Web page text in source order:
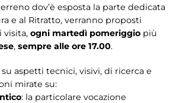
dov’è esposta la parte dedicata
e al Ritratto, verranno proposti
visita, ogni martedì pomeriggio più
, sempre alle ore 17.00.
aspetti tecnici, visivi, di ricerca e
mirate su:
: la particolare vocazione